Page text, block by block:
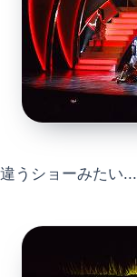
違うショーみたい...